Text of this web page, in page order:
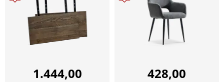
1.444,00 428,00